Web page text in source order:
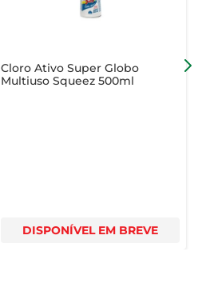
Cloro Ativo Super Globo
Multiuso Squeez 500ml
DISPONÍVEL EM BREVE